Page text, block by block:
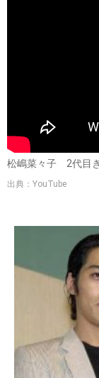
松嶋菜々子 2代目
出典：YouTube